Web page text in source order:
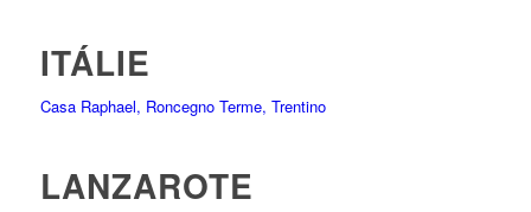
ITÁLIE
Casa Raphael, Roncegno Terme, Trentino
LANZAROTE